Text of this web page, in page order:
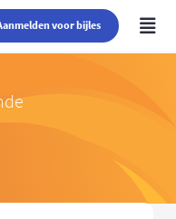
voor bijles